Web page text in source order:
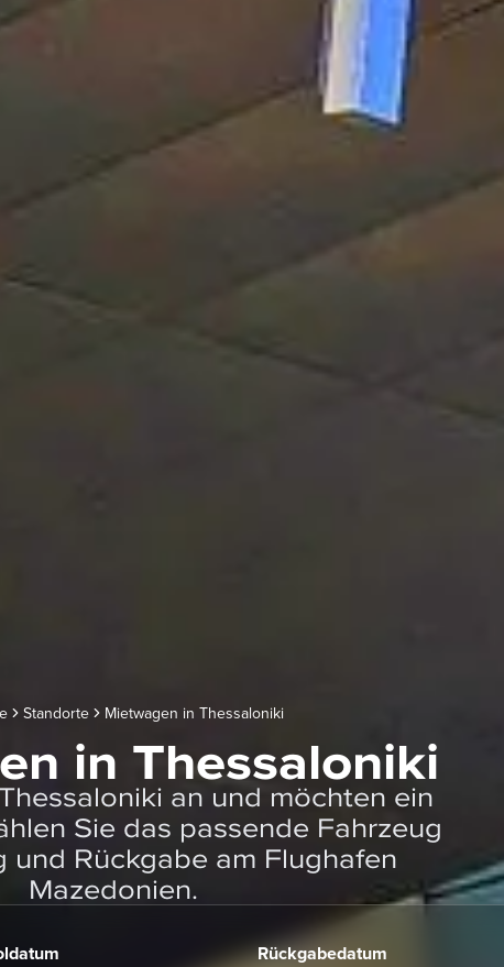
Standorte Mietwagen in Thessaloniki
in Thessaloniki
an und möchten ein
Sie das passende Fahrzeug
und Rückgabe am Flughafen
Mazedonien.
Rückgabedatum